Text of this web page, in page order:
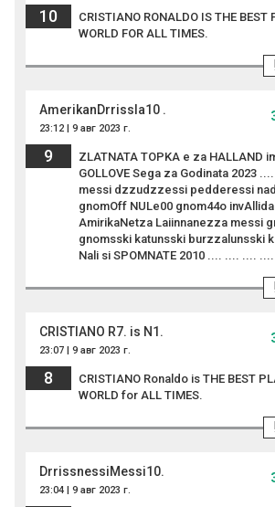
10
CRISTIANO RONALDO IS THE BEST
WORLD FOR ALL TIMES.
AmerikanDrrissla10 .
23:12 | 9 авг 2023 г.
9
ZLATNATA TOPKA e za HALLAND
GOLLOVE Sega za Godinata 2023
messi dzzudzzessi pedderessi
gnomOff NULe00 gnom44o
AmirikaNetza Laiinnanezza messi
gnomsski katunsski burzzalunsski
Nali si SPOMNATE 2010 .... .... .... ....
CRISTIANO R7. is N1.
23:07 | 9 авг 2023 г.
8
CRISTIANO Ronaldo is THE BEST
WORLD for ALL TIMES.
DrrissnessiMessi10.
23:04 | 9 авг 2023 г.